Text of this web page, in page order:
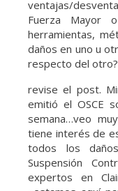
ventajas/
Fuerza Mayor
herramientas,
daños en uno u
respecto del
revise el post.
emitió el OSCE
semana…veo
tiene interés de
todos los
Suspensión
expertos en